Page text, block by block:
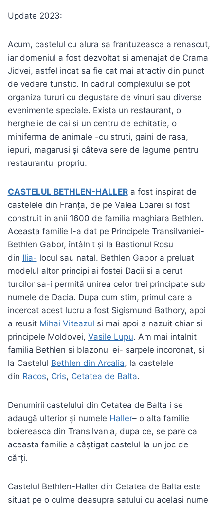
Update 2023:
Acum, castelul cu alura sa frantuzeasca a renascut,
iar domeniul a fost dezvoltat si amenajat de Crama
Jidvei, astfel incat sa fie cat mai atractiv din punct
de vedere turistic. In cadrul complexului se pot
organiza tururi cu degustare de vinuri sau diverse
evenimente speciale. Exista un restaurant, o
herghelie de cai si un centru de echitatie, o
miniferma de animale -cu struti, gaini de rasa,
iepuri, magarusi și câteva sere de legume pentru
restaurantul propriu.
CASTELUL BETHLEN-HALLERa fost inspirat de
castelele din Franța, de pe Valea Loarei si fost
construit in anii 1600 de familia maghiara Bethlen.
Aceasta familie l-a dat pe Principele Transilvaniei-
Bethlen Gabor, întâlnit și la Bastionul Rosu
din Ilia- locul sau natal. Bethlen Gabor a preluat
modelul altor principi ai fostei Dacii si a cerut
turcilor sa-i permită unirea celor trei principate sub
numele de Dacia. Dupa cum stim, primul care a
incercat acest lucru a fost Sigismund Bathory, apoi
a reusit Mihai Viteazul si mai apoi a nazuit chiar si
principele Moldovei, Vasile Lupu. Am mai intalnit
familia Bethlen si blazonul ei- sarpele incoronat, si
la Castelul Bethlen din Arcalia, la castelele
din Racos, Cris, Cetatea de Balta.
Denumirii castelului din Cetatea de Balta i se
adaugă ulterior și numele Haller– o alta familie
boiereasca din Transilvania, dupa ce, se pare ca
aceasta familie a câștigat castelul la un joc de
cărți.
Castelul Bethlen-Haller din Cetatea de Balta este
situat pe o culme deasupra satului cu acelasi nume